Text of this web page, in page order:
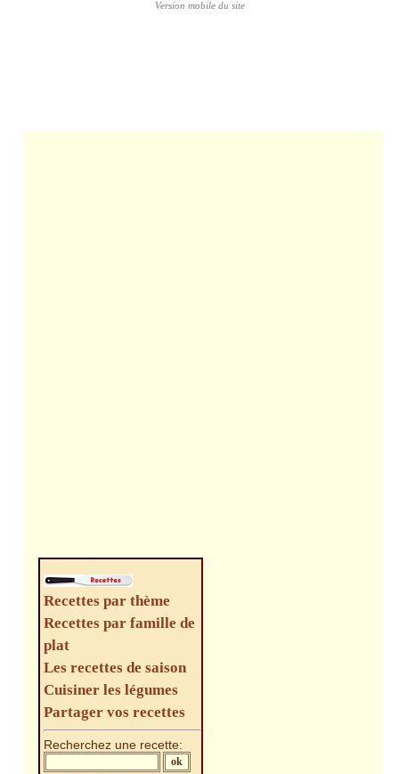
Recettes par thème
Recettes par famille de
plat
Les recettes de saison
Cuisiner les légumes
Partager vos recettes
Recherchez une recette: